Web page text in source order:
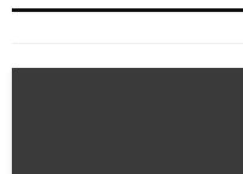
Giovanni Alarcón M.